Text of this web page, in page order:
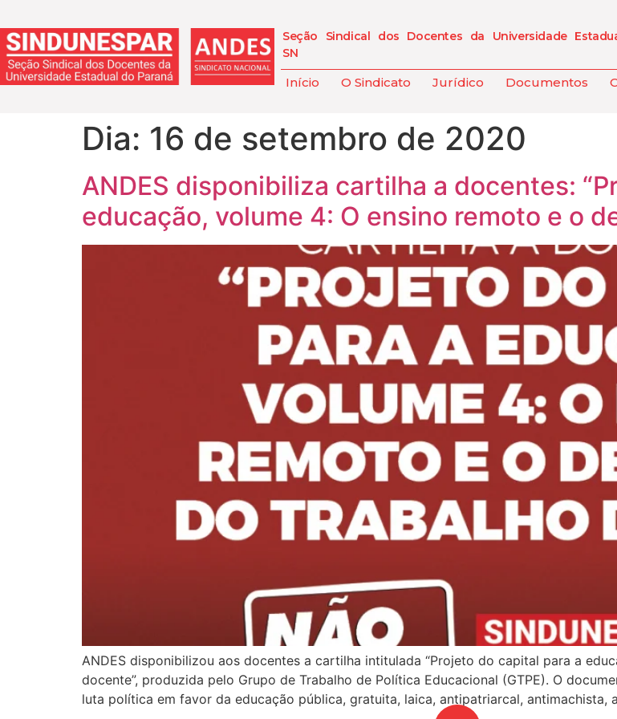
Seção Sindical dos Docentes da Universidade
SN
Início O Sindicato Jurídico Documentos
Dia: 16 de setembro de 2020
ANDES disponibiliza cartilha a docentes:
educação, volume 4: O ensino remoto e o
ANDES disponibilizou aos docentes a cartilha intitulada “Projeto do capital para a
docente”, produzida pelo Grupo de Trabalho de Política Educacional (GTPE). O
luta política em favor da educação pública, gratuita, laica, antipatriarcal, antimachista,